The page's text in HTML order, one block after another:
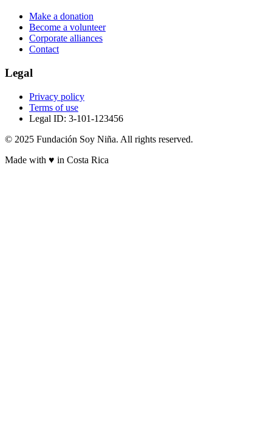
Make a donation
Become a volunteer
Corporate alliances
Contact
Legal
Privacy policy
Terms of use
Legal ID: 3-101-123456
© 2025 Fundación Soy Niña. All rights reserved.
Made with ♥ in Costa Rica